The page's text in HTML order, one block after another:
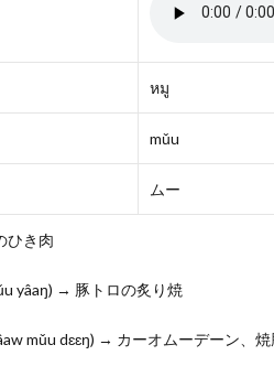
หมู
mǔu
ムー
ひき肉
yâaŋ) → 豚トロの炙り焼
mǔu dɛɛŋ) → カーオムーデーン、